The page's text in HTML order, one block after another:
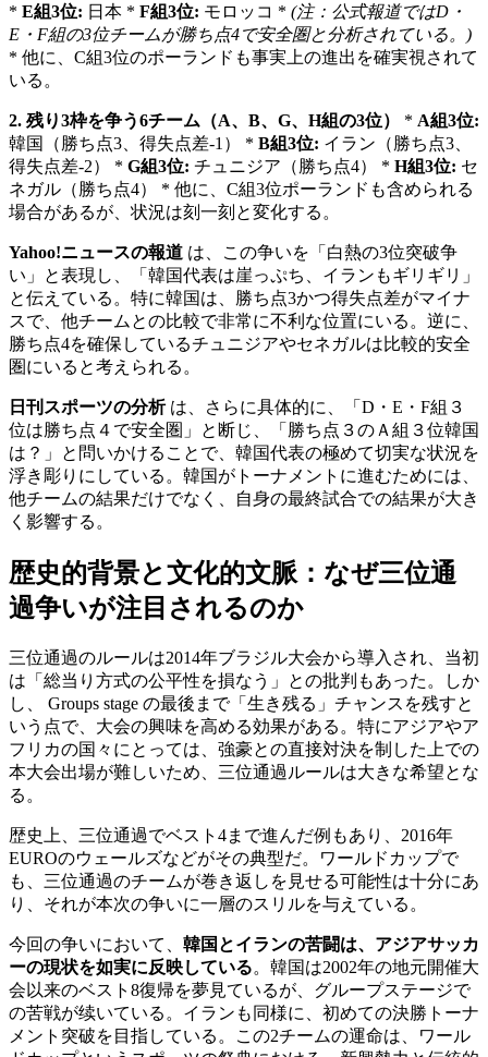
* E組3位: 日本 * F組3位: モロッコ * (注：公式報道ではD・
E・F組の3位チームが勝ち点4で安全圏と分析されている。)
* 他に、C組3位のポーランドも事実上の進出を確実視されて
いる。
2. 残り3枠を争う6チーム（A、B、G、H組の3位） * A組3位:
韓国（勝ち点3、得失点差-1） * B組3位: イラン（勝ち点3、
得失点差-2） * G組3位: チュニジア（勝ち点4） * H組3位: セ
ネガル（勝ち点4） * 他に、C組3位ポーランドも含められる
場合があるが、状況は刻一刻と変化する。
Yahoo!ニュースの報道 は、この争いを「白熱の3位突破争
い」と表現し、「韓国代表は崖っぷち、イランもギリギリ」
と伝えている。特に韓国は、勝ち点3かつ得失点差がマイナ
スで、他チームとの比較で非常に不利な位置にいる。逆に、
勝ち点4を確保しているチュニジアやセネガルは比較的安全
圏にいると考えられる。
日刊スポーツの分析は、さらに具体的に、「D・E・F組３
位は勝ち点４で安全圏」と断じ、「勝ち点３のＡ組３位韓国
は？」と問いかけることで、韓国代表の極めて切実な状況を
浮き彫りにしている。韓国がトーナメントに進むためには、
他チームの結果だけでなく、自身の最終試合での結果が大き
く影響する。
歴史的背景と文化的文脈：なぜ三位通
過争いが注目されるのか
三位通過のルールは2014年ブラジル大会から導入され、当初
は「総当り方式の公平性を損なう」との批判もあった。しか
し、 Groups stage の最後まで「生き残る」チャンスを残すと
いう点で、大会の興味を高める効果がある。特にアジアやア
フリカの国々にとっては、強豪との直接対決を制した上での
本大会出場が難しいため、三位通過ルールは大きな希望とな
る。
歴史上、三位通過でベスト4まで進んだ例もあり、2016年
EUROのウェールズなどがその典型だ。ワールドカップで
も、三位通過のチームが巻き返しを見せる可能性は十分にあ
り、それが本次の争いに一層のスリルを与えている。
今回の争いにおいて、 韓国とイランの苦闘は、アジアサッカ
ーの現状を如実に反映している。韓国は2002年の地元開催大
会以来のベスト8復帰を夢見ているが、グループステージで
の苦戦が续いている。イランも同様に、初めての決勝トーナ
メント突破を目指している。この2チームの運命は、ワール